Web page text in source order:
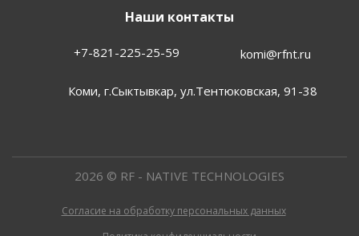
Наши контакты
+7-821-225-25-59 komi@rfnt.ru
Коми, г.Сыктывкар, ул.Тентюковская, 91-38
2026 © RF - NATIVE TECHNOLOGIES
Согласие на обработку персональных данных